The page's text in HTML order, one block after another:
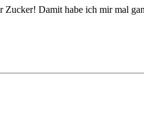
Damit habe ich mir mal